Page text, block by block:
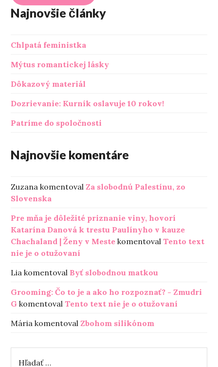
Najnovšie články
Chlpatá feministka
Mýtus romantickej lásky
Dôkazový materiál
Dozrievanie: Kurník oslavuje 10 rokov!
Patríme do spoločnosti
Najnovšie komentáre
Zuzana komentoval Za slobodnú Palestínu, zo
Slovenska
Pre mňa je dôležité priznanie viny, hovorí
Katarína Danová k trestu Paulínyho v kauze
Chachaland | Ženy v Meste komentoval Tento text
nie je o otužovaní
Lia komentoval Byť slobodnou matkou
Grooming: Čo to je a ako ho rozpoznať? - Zmudri
G komentoval Tento text nie je o otužovaní
Mária komentoval Zbohom silikónom